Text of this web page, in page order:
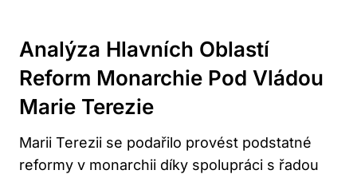
Analýza Hlavních Oblastí
Reform Monarchie Pod Vládou
Marie Terezie
Marii Terezii se podařilo provést podstatné
reformy v monarchii díky spolupráci s řadou